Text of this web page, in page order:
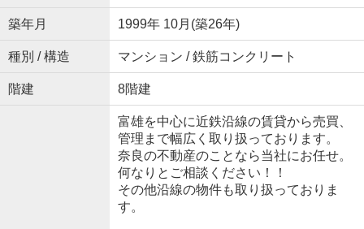
築年月 1999年 10月(築26年)
種別 / 構造 マンション / 鉄筋コンクリート
階建 8階建
富雄を中心に近鉄沿線の賃貸から売買、
管理まで幅広く取り扱っております。
奈良の不動産のことなら当社にお任せ。
何なりとご相談ください！！
その他沿線の物件も取り扱っておりま
す。